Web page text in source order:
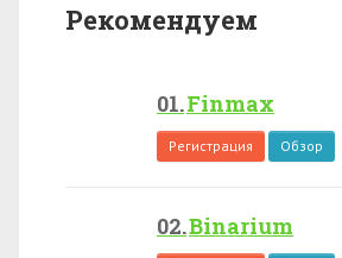
Рекомендуем
Finmax
Регистрация Обзор
Binarium